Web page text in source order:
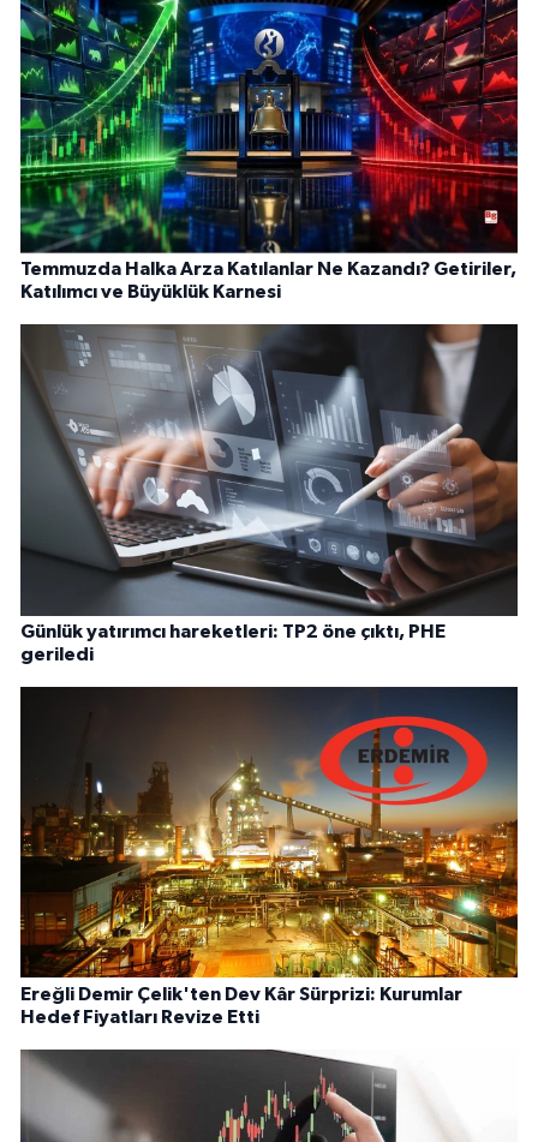
Temmuzda Halka Arza Katılanlar Ne Kazandı? Getiriler,
Katılımcı ve Büyüklük Karnesi
Günlük yatırımcı hareketleri: TP2 öne çıktı, PHE
geriledi
Ereğli Demir Çelik'ten Dev Kâr Sürprizi: Kurumlar
Hedef Fiyatları Revize Etti